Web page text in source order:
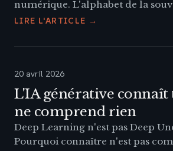
numérique. L'alphabet de la
LIRE L'ARTICLE →
20 avril 2026
L'IA générative connaît
ne comprend rien
Deep Learning n'est pas Deep
Pourquoi connaître n'est pas